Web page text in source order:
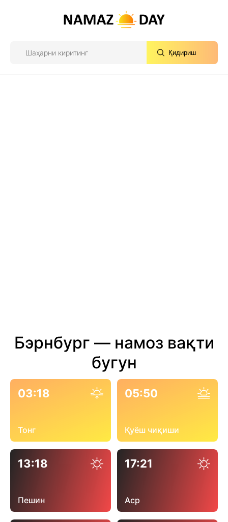
Қидириш
Бэрнбург — намоз вақти
бугун
03:18
Тонг
05:50
Қуёш чиқиши
13:18
Пешин
17:21
Аср